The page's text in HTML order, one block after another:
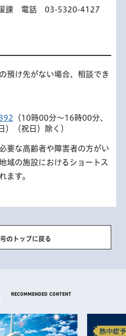
援課 電話 03-5320-4127
預け先がない場合、相談でき
（10時00分～16時00分、
）（祝日）除く）
要な高齢者や障害者の方がい
域の施設におけるショートス
ます。
のトップに戻る